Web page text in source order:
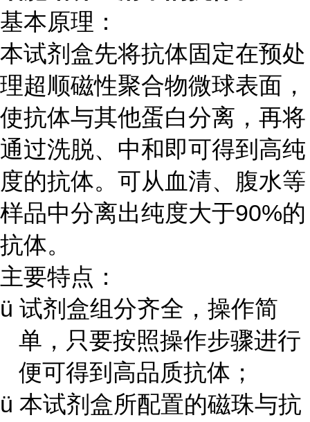
基本原理：
本试剂盒先将抗体固定在预处
理超顺磁性聚合物微球表面，
使抗体与其他蛋白分离，再将
通过洗脱、中和即可得到高纯
度的抗体。 可从血清、腹水等
样品中分离出纯度大于90%的
抗体。
主要特点：
ü 试剂盒组分齐全，操作简
单，只要按照操作步骤进行
便可得到高品质抗体；
ü 本试剂盒所配置的磁珠与抗